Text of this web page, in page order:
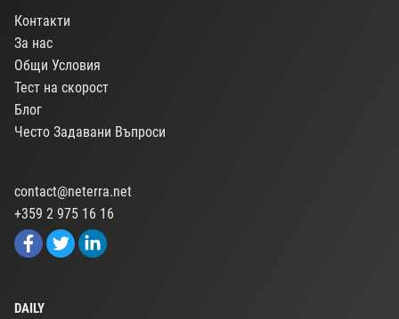
Контакти
За нас
Общи Условия
Тест на скорост
Блог
Често Задавани Въпроси
contact@neterra.net
+359 2 975 16 16
DAILY